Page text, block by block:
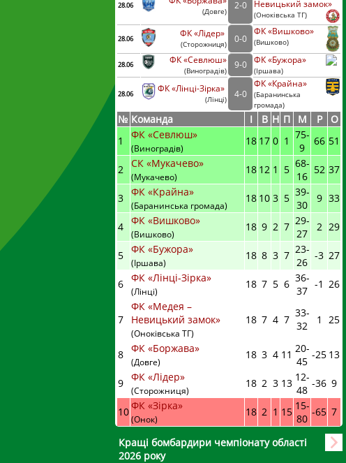
28.06
(Довге)
2-0
Невицький замок»
(Оноківська ТГ)
28.06
ФК «Лідер»
(Сторожниця)
0-0
ФК «Вишково»
(Вишково)
28.06 ФК «Севлюш»
(Виноградів)
9-0 ФК «Бужора»
(Іршава)
28.06
ФК «Лінці-Зірка»
(Лінці)
4-0
ФК «Крайна»
(Баранинська
громада)
№ Команда I В Н П М Р
О
1
ФК «Севлюш»
(Виноградів)
18 17 0 1 75-
9
66 51
2 СК «Мукачево»
(Мукачево)
18 12 1 5 68-
16
52 37
3 ФК «Крайна»
(Баранинська громада)
18 10 3 5 39-
30
9 33
4 ФК «Вишково»
(Вишково)
18 9 2 7 29-
27
2 29
5 ФК «Бужора»
(Іршава)
18 8 3 7 23-
26
-3 27
6 ФК «Лінці-Зірка»
(Лінці)
18 7 5 6 36-
37
-1 26
7
ФК «Медея –
Невицький замок»
(Оноківська ТГ)
18 7 4 7
33-
32
1 25
8 ФК «Боржава»
(Довге)
18 3 4 11 20-
45
-25 13
9 ФК «Лідер»
(Сторожниця)
18 2 3 13 12-
48
-36 9
10ФК «Зірка»
(Онок)
18 2 1 15 15-
80
-65 7
Кращі бомбардири чемпіонату області
2026 року